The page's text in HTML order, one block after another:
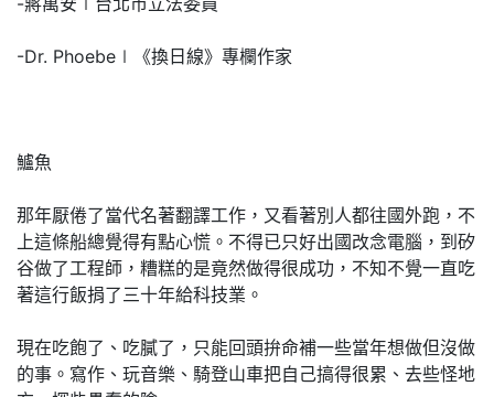
-Dr. Phoebe∣《換日線》專欄作家
鱸魚
那年厭倦了當代名著翻譯工作，又看著別人都往國外跑，不
上這條船總覺得有點心慌。不得已只好出國改念電腦，到矽
谷做了工程師，糟糕的是竟然做得很成功，不知不覺一直吃
著這行飯捐了三十年給科技業。
現在吃飽了、吃膩了，只能回頭拚命補一些當年想做但沒做
的事。寫作、玩音樂、騎登山車把自己搞得很累、去些怪地